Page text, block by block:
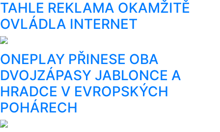
TAHLE REKLAMA OKAMŽITĚ
OVLÁDLA INTERNET
ONEPLAY PŘINESE OBA
DVOJZÁPASY JABLONCE A
HRADCE V EVROPSKÝCH
POHÁRECH